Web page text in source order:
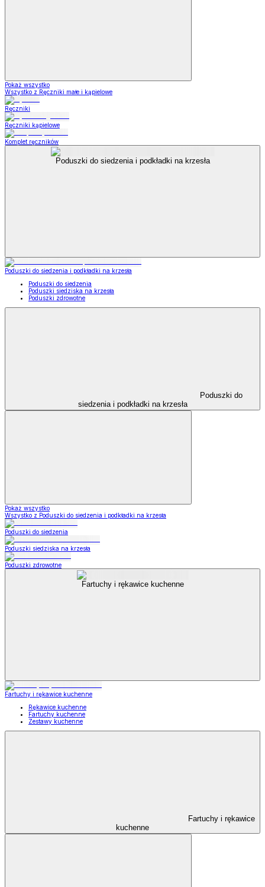
Pokaż wszystko
Wszystko z Ręczniki małe i kąpielowe
Ręczniki
Ręczniki kąpielowe
Komplet ręczników
Poduszki do siedzenia i podkładki na krzesła
Poduszki do siedzenia i podkładki na krzesła
Poduszki do siedzenia
Poduszki siedziska na krzesła
Poduszki zdrowotne
Poduszki do
siedzenia i podkładki na krzesła
Pokaż wszystko
Wszystko z Poduszki do siedzenia i podkładki na krzesła
Poduszki do siedzenia
Poduszki siedziska na krzesła
Poduszki zdrowotne
Fartuchy i rękawice kuchenne
Fartuchy i rękawice kuchenne
Rękawice kuchenne
Fartuchy kuchenne
Zestawy kuchenne
Fartuchy i rękawice
kuchenne